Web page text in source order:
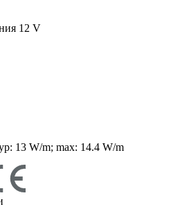
12 V
13 W/m; max: 14.4 W/m